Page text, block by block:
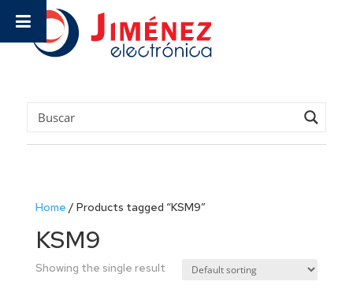
Home / Products tagged “KSM9”
KSM9
Showing the single result